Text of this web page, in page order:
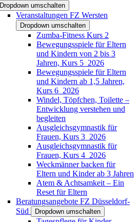
Dropdown umschalten
Veranstaltungen FZ Wersten
Dropdown umschalten
Zumba-Fitness Kurs 2
Bewegungsspiele für Eltern
und Kindern von 2 bis 3
Jahren, Kurs 5_2026
Bewegungsspiele für Eltern
und Kindern ab 1,5 Jahren,
Kurs 6_2026
Windel, Töpfchen, Toilette –
Entwicklung verstehen und
begleiten
Ausgleichsgymnastik für
Frauen, Kurs 3_2026
Ausgleichsgymnastik für
Frauen, Kurs 4_2026
Weckmänner backen für
Eltern und Kinder ab 3 Jahren
Atem & Achtsamkeit – Ein
Reset für Eltern
Beratungsangebote FZ Düsseldorf-
Süd
Dropdown umschalten